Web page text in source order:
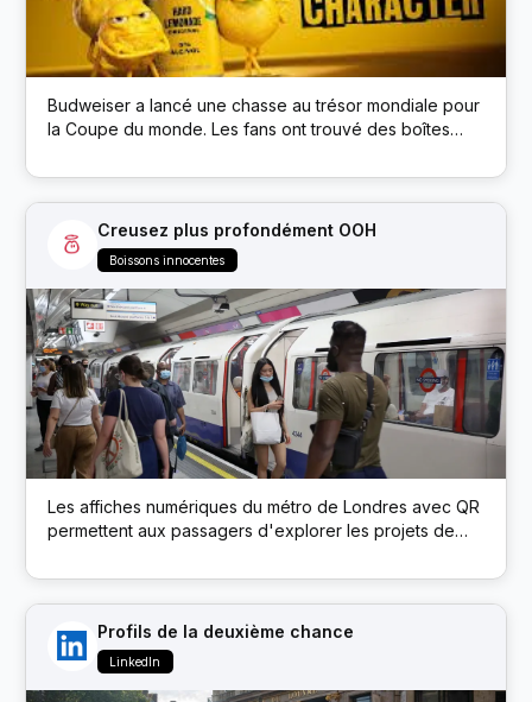
Budweiser a lancé une chasse au trésor mondiale pour
la Coupe du monde. Les fans ont trouvé des boîtes
publics ; chaque boîte avait un code QR qui débloquait
des prix comme des billets de match et de la bière.
Creusez plus profondément OOH
Boissons innocentes
Les affiches numériques du métro de Londres avec QR
permettent aux passagers d'explorer les projets de
Profils de la deuxième chance
LinkedIn